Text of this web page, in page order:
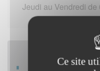
Jeudi au Vendredi de
Ce site